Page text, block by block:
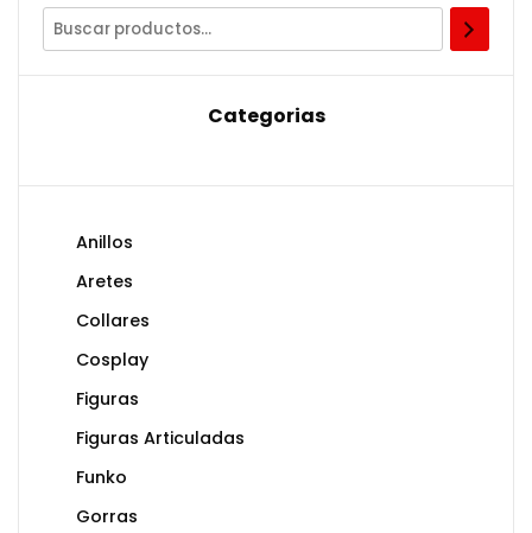
Categorias
Anillos
Aretes
Collares
Cosplay
Figuras
Figuras Articuladas
Funko
Gorras